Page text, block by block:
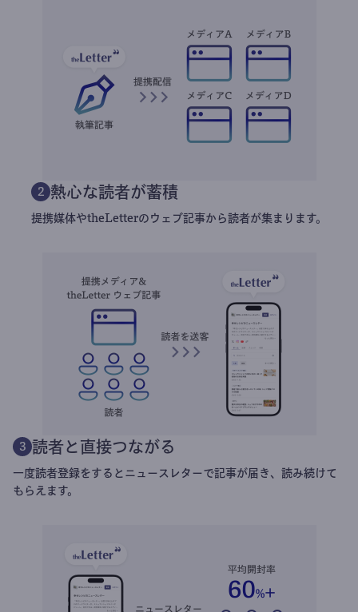
2 熱心な読者が蓄積
提携媒体やtheLetterのウェブ記事から読者が集まります。
3 読者と直接つながる
一度読者登録をするとニュースレターで記事が届き、読み続けて
もらえます。